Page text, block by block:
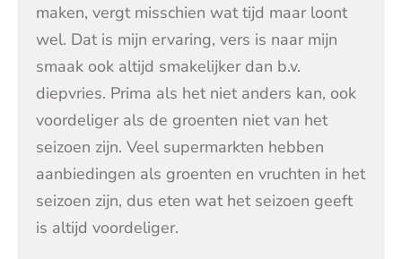
maken, vergt misschien wat tijd maar loont
wel. Dat is mijn ervaring, vers is naar mijn
smaak ook altijd smakelijker dan b.v.
diepvries. Prima als het niet anders kan, ook
voordeliger als de groenten niet van het
seizoen zijn. Veel supermarkten hebben
aanbiedingen als groenten en vruchten in het
seizoen zijn, dus eten wat het seizoen geeft
is altijd voordeliger.